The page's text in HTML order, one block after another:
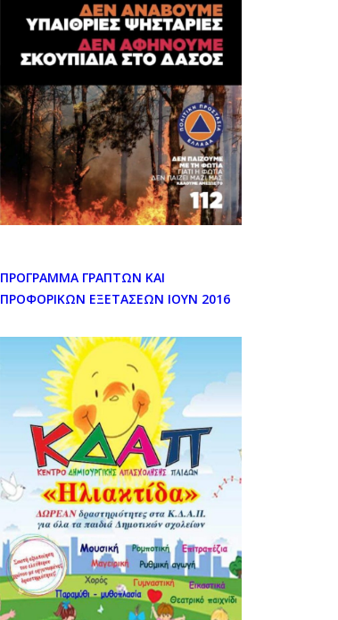
ΠΡΟΓΡΑΜΜΑ ΓΡΑΠΤΩΝ ΚΑΙ
ΠΡΟΦΟΡΙΚΩΝ ΕΞΕΤΑΣΕΩΝ ΙΟΥΝ 2016